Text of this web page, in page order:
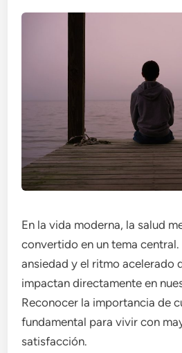
En la vida moderna, la salud
convertido en un tema central.
ansiedad y el ritmo acelerado
impactan directamente en
Reconocer la importancia de
fundamental para vivir con
satisfacción.